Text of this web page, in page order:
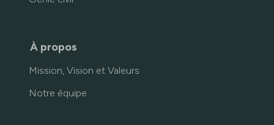
À propos
Mission, Vision et Valeurs
Notre équipe